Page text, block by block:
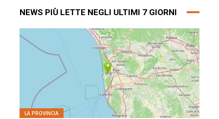
NEWS PIÙ LETTE NEGLI ULTIMI 7 GIORNI
LA PROVINCIA